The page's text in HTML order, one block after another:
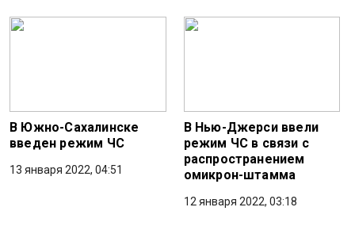
В Южно-Сахалинске
введен режим ЧС
13 января 2022, 04:51
В Нью-Джерси ввели
режим ЧС в связи с
распространением
омикрон-штамма
12 января 2022, 03:18